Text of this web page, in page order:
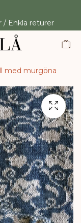
/ Enkla returer
med murgöna